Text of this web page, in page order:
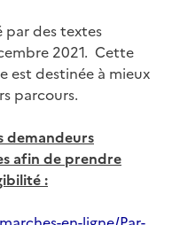
par des textes
2021. Cette
est destinée à mieux
parcours.
demandeurs
afin de prendre
: